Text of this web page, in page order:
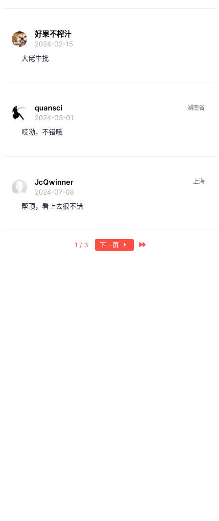
好果不榨汁
2024-02-15
大佬牛批
quansci
2024-03-01
湖南省
哎呦，不错哦
JcQwinner
2024-07-08
上海
帮顶，看上去很不错
1 / 3 下一页